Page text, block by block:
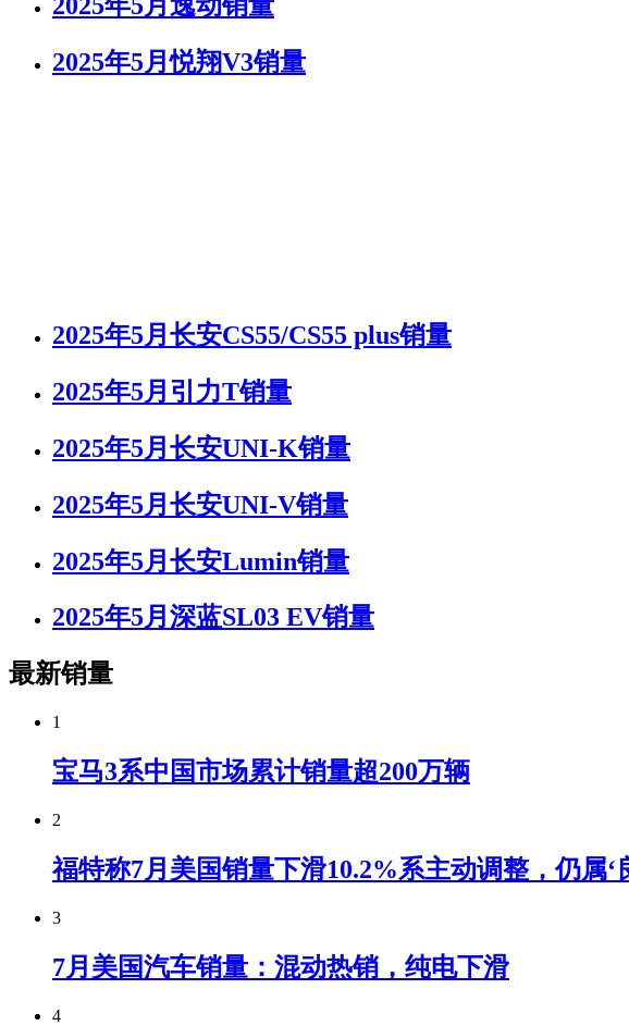
2025年5月逸动销量
2025年5月悦翔V3销量
2025年5月长安CS55/CS55 plus销量
2025年5月引力T销量
2025年5月长安UNI-K销量
2025年5月长安UNI-V销量
2025年5月长安Lumin销量
2025年5月深蓝SL03 EV销量
最新销量
1
宝马3系中国市场累计销量超200万辆
2
福特称7月美国销量下滑10.2%系主动调整，仍属‘
3
7月美国汽车销量：混动热销，纯电下滑
4